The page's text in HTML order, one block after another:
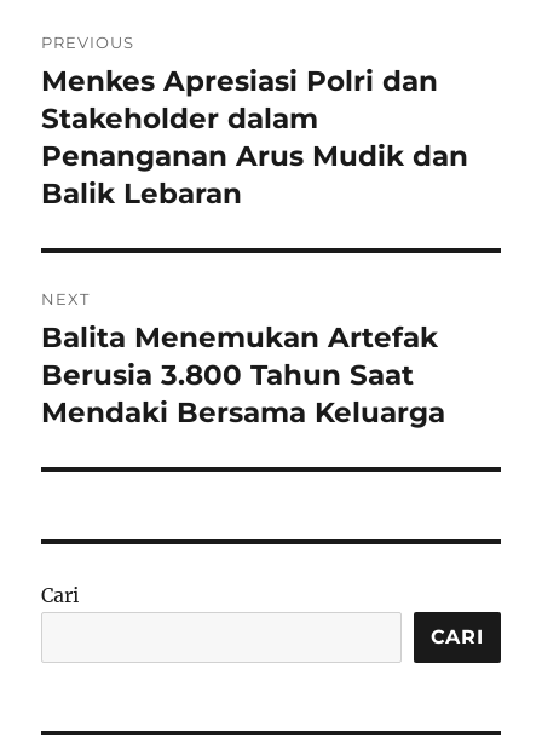
pos
PREVIOUS
Previous
post:
Menkes Apresiasi Polri dan
Stakeholder dalam
Penanganan Arus Mudik dan
Balik Lebaran
NEXT
Next
post:
Balita Menemukan Artefak
Berusia 3.800 Tahun Saat
Mendaki Bersama Keluarga
Cari
CARI